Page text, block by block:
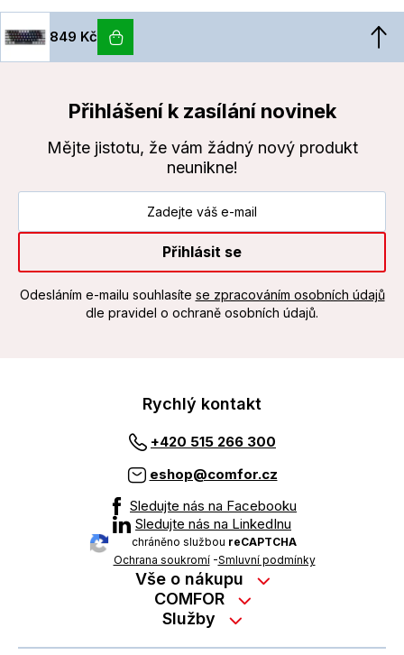
849 Kč
Přihlášení k zasílání novinek
Mějte jistotu, že vám žádný nový produkt
neunikne!
Přihlásit se
Odesláním e-mailu souhlasíte se zpracováním osobních údajů
dle pravidel o ochraně osobních údajů.
Rychlý kontakt
+420 515 266 300
eshop@comfor.cz
Sledujte nás na Facebooku
Sledujte nás na LinkedInu
chráněno službou reCAPTCHA
Ochrana soukromí-Smluvní podmínky
Vše o nákupu
Nákup na splátky
Možnosti platby
COMFOR
Kontakty
Kariéra
Služby